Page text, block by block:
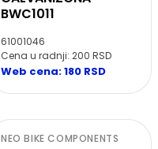
BWC1011
61001046
Cena u radnji: 200 RSD
Web cena: 180 RSD
NEO BIKE COMPONENTS